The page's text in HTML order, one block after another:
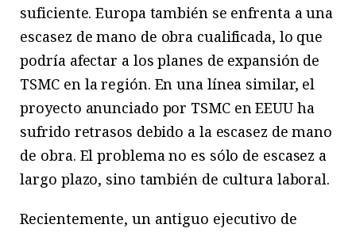
suficiente. Europa también se enfrenta a una
escasez de mano de obra cualificada, lo que
podría afectar a los planes de expansión de
TSMC en la región. En una línea similar, el
proyecto anunciado por TSMC en EEUU ha
sufrido retrasos debido a la escasez de mano
de obra. El problema no es sólo de escasez a
largo plazo, sino también de cultura laboral.
Recientemente, un antiguo ejecutivo de